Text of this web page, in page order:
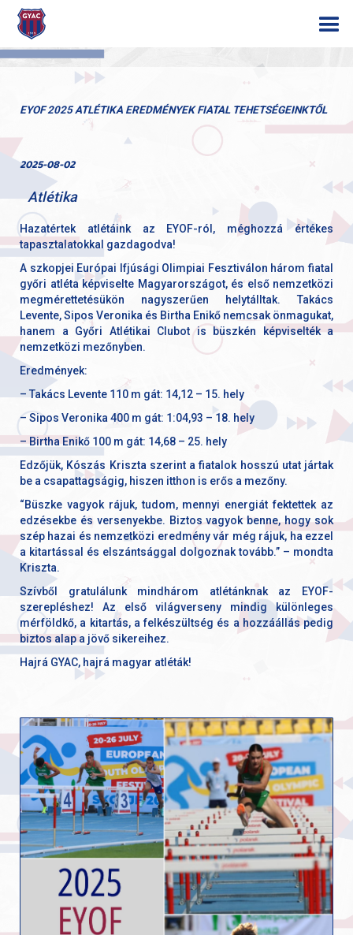
EYOF 2025 ATLÉTIKA EREDMÉNYEK FIATAL TEHETSÉGEINKTŐL
2025-08-02
Atlétika
Hazatértek atlétáink az EYOF-ról, méghozzá értékes
tapasztalatokkal gazdagodva!
A szkopjei Európai Ifjúsági Olimpiai Fesztiválon három fiatal
győri atléta képviselte Magyarországot, és első nemzetközi
megmérettetésükön nagyszerűen helytálltak. Takács
Levente, Sipos Veronika és Birtha Enikő nemcsak önmagukat,
hanem a Győri Atlétikai Clubot is büszkén képviselték a
nemzetközi mezőnyben.
Eredmények:
– Takács Levente 110 m gát: 14,12 – 15. hely
– Sipos Veronika 400 m gát: 1:04,93 – 18. hely
– Birtha Enikő 100 m gát: 14,68 – 25. hely
Edzőjük, Kószás Kriszta szerint a fiatalok hosszú utat jártak
be a csapattagságig, hiszen itthon is erős a mezőny.
“Büszke vagyok rájuk, tudom, mennyi energiát fektettek az
edzésekbe és versenyekbe. Biztos vagyok benne, hogy sok
szép hazai és nemzetközi eredmény vár még rájuk, ha ezzel
a kitartással és elszántsággal dolgoznak tovább.” – mondta
Kriszta.
Szívből gratulálunk mindhárom atlétánknak az EYOF-
szerepléshez! Az első világverseny mindig különleges
mérföldkő, a kitartás, a felkészültség és a hozzáállás pedig
biztos alap a jövő sikereihez.
Hajrá GYAC, hajrá magyar atléták!